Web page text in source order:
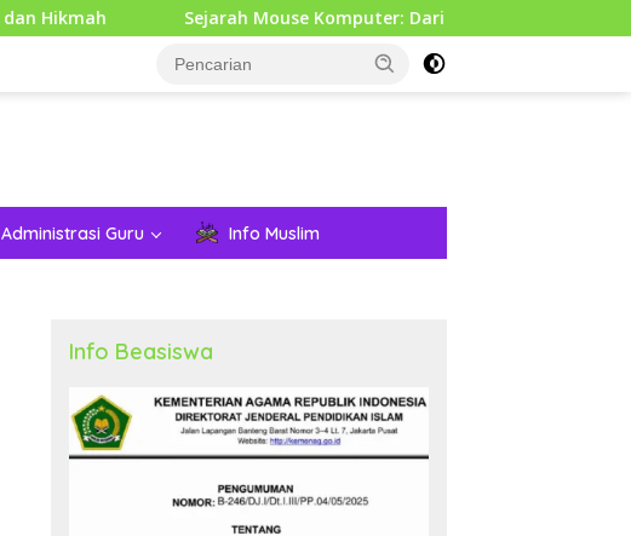
Sejarah Mouse Komputer: Dari Penemuan Awal hingga Era Modern
Administrasi Guru Info Muslim
Info Beasiswa